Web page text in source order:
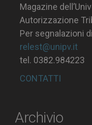
Magazine
Autorizzazione
Per segnalazioni
relest@unipv.it
tel. 0382.984223
CONTATTI
Archivio